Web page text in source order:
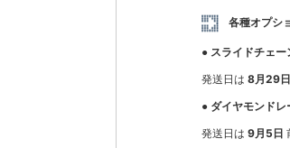
各種オプシ
● スライドチェ
発送日は 8月29日
● ダイヤモンド
発送日は 9月5日